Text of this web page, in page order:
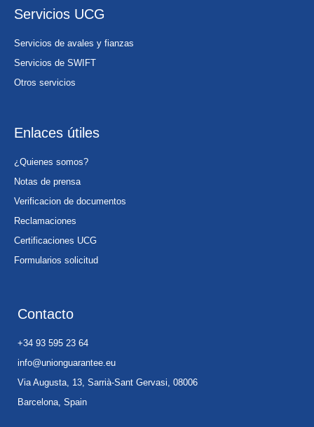
Servicios UCG
Servicios de avales y fianzas
Servicios de SWIFT
Otros servicios
Enlaces útiles
¿Quienes somos?
Notas de prensa
Verificacion de documentos
Reclamaciones
Certificaciones UCG
Formularios solicitud
Contacto
+34 93 595 23 64
info@unionguarantee.eu
Via Augusta, 13, Sarrià-Sant Gervasi, 08006
Barcelona, Spain